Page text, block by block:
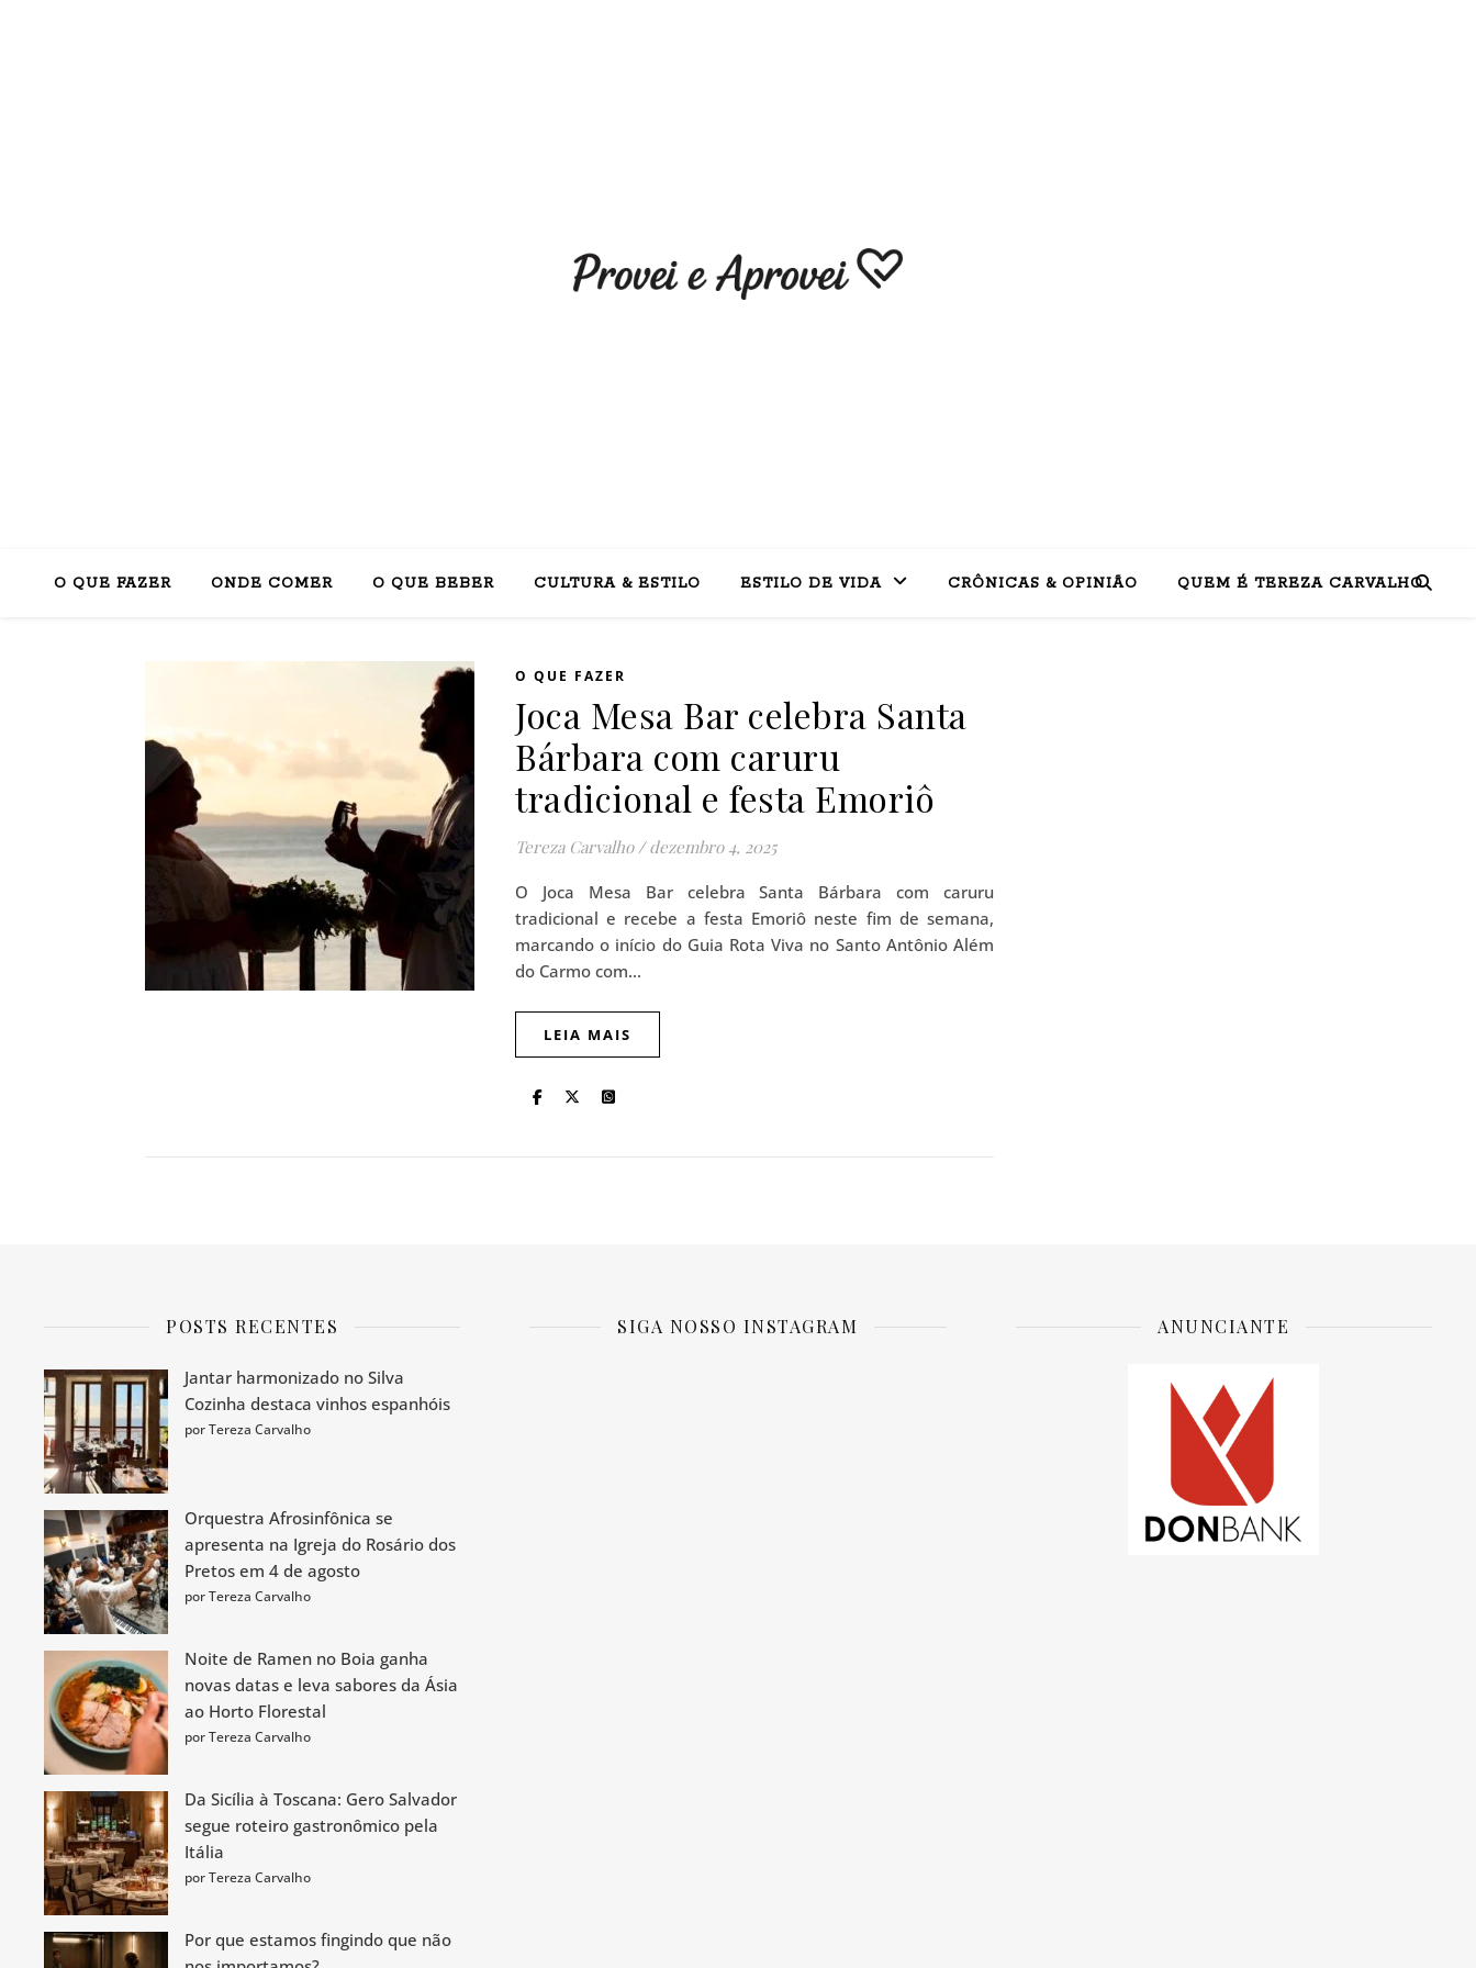
O QUE FAZER ONDE COMER O QUE BEBER CULTURA & ESTILO ESTILO DE VIDA CRÔNICAS & OPINIÃO QUEM É TEREZA CARVALHO
O QUE FAZER
Joca Mesa Bar celebra Santa
Bárbara com caruru
tradicional e festa Emoriô
Tereza Carvalho / dezembro 4, 2025
O Joca Mesa Bar celebra Santa Bárbara com caruru
tradicional e recebe a festa Emoriô neste fim de semana,
marcando o início do Guia Rota Viva no Santo Antônio Além
do Carmo com…
LEIA MAIS
POSTS RECENTES
Jantar harmonizado no Silva
Cozinha destaca vinhos espanhóis
por Tereza Carvalho
Orquestra Afrosinfônica se
apresenta na Igreja do Rosário dos
Pretos em 4 de agosto
por Tereza Carvalho
Noite de Ramen no Boia ganha
novas datas e leva sabores da Ásia
ao Horto Florestal
por Tereza Carvalho
Da Sicília à Toscana: Gero Salvador
segue roteiro gastronômico pela
Itália
por Tereza Carvalho
Por que estamos fingindo que não
SIGA NOSSO INSTAGRAM ANUNCIANTE